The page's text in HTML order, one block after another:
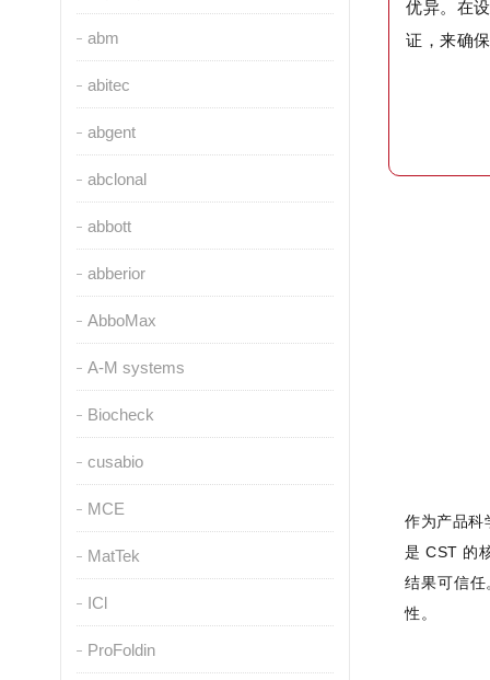
abm
abitec
abgent
abclonal
abbott
abberior
AbboMax
A-M systems
Biocheck
cusabio
MCE
MatTek
ICl
ProFoldin
优异。在
证，来确
作为产品科
是 CST 的
结果可信
性。